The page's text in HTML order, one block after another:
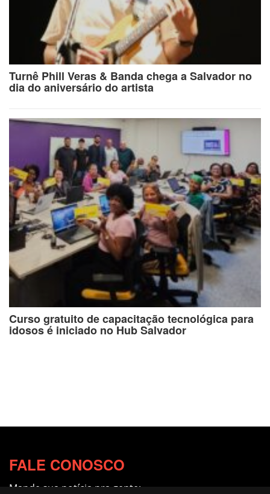
Turnê Phill Veras & Banda chega a Salvador no
dia do aniversário do artista
Curso gratuito de capacitação tecnológica para
idosos é iniciado no Hub Salvador
FALE CONOSCO
Mande sua notícia pra gente: